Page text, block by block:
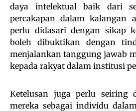
daya intelektual baik dari
percakapan dalam kalangan
perlu didasari dengan sikap
boleh dibuktikan dengan
menjalankan tanggung jawab
kepada rakyat dalam institusi
Ketelusan juga perlu seiring
mereka sebagai individu